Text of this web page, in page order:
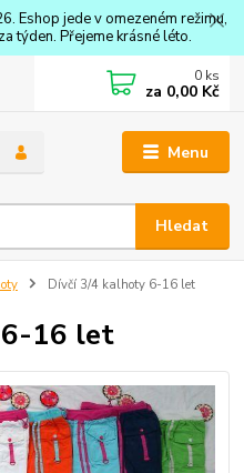
Eshop jede v omezeném režimu,
týden. Přejeme krásné léto.
Menu
Hledat
0 ks
za 0,00 Kč
Dívčí 3/4 kalhoty 6-16 let
16 let